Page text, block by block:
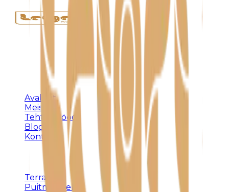
Täispuidust eritellimusmööbel, terrassid ja
varjualused – meistritöö Harjumaal alates 1992.
KLIENDILE
Avaleht
Meist
Tehtud tööd
Blogi
Kontakt
TEENUSED
Terrassid
Puitmööbel